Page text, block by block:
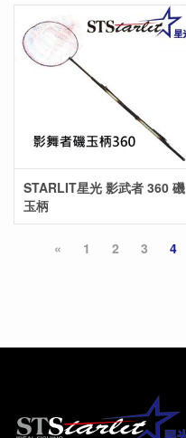
STARLIT星光 影武者 360 磯
玉柄
« 1 2 3 4